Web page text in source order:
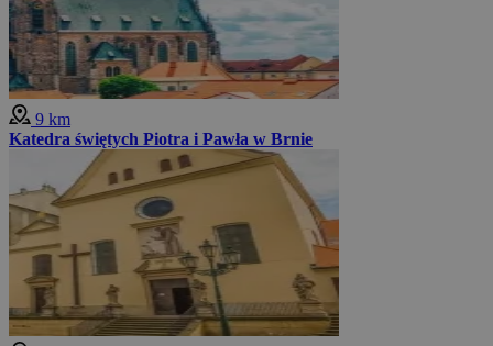
9 km
Katedra świętych Piotra i Pawła w Brnie